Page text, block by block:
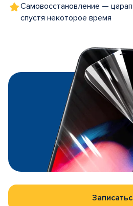
Самовосстановление —
спустя некоторое время